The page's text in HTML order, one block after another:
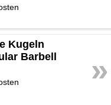
»
Kugeln
Barbell